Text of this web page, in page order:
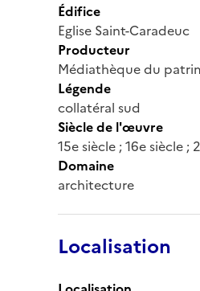
Édifice
Eglise Saint-Caradeuc
Producteur
Médiathèque du
Légende
collatéral sud
Siècle de l'œuvre
15e siècle ; 16e siècle ;
Domaine
architecture
Localisation